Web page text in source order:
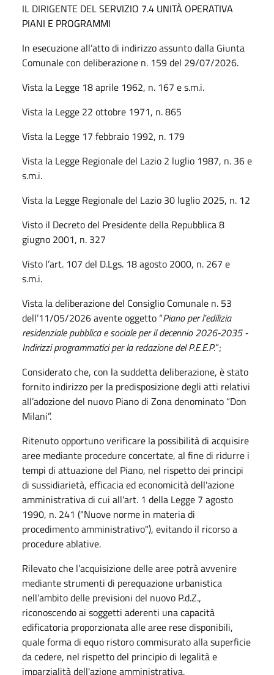
IL DIRIGENTE DELSERVIZIO 7.4 UNITÀ OPERATIVA
PIANI E PROGRAMMI
In esecuzione all’atto di indirizzo assunto dalla Giunta
Comunale con deliberazione n. 159 del 29/07/2026.
Vista la Legge 18 aprile 1962, n. 167 e s.m.i.
Vista la Legge 22 ottobre 1971, n. 865
Vista la Legge 17 febbraio 1992, n. 179
Vista la Legge Regionale del Lazio 2 luglio 1987, n. 36 e
s.m.i.
Vista la Legge Regionale del Lazio 30 luglio 2025, n. 12
Visto il Decreto del Presidente della Repubblica 8
giugno 2001, n. 327
Visto l’art. 107 del D.Lgs. 18 agosto 2000, n. 267 e
s.m.i.
Vista la deliberazione del Consiglio Comunale n. 53
dell’11/05/2026 avente oggetto “Piano per l’edilizia
residenziale pubblica e sociale per il decennio 2026-2035 -
Indirizzi programmatici per la redazione del P.E.E.P.”;
Considerato che, con la suddetta deliberazione, è stato
fornito indirizzo per la predisposizione degli atti relativi
all’adozione del nuovo Piano di Zona denominato “Don
Milani”.
Ritenuto opportuno verificare la possibilità di acquisire
aree mediante procedure concertate, al fine di ridurre i
tempi di attuazione del Piano, nel rispetto dei principi
di sussidiarietà, efficacia ed economicità dell'azione
amministrativa di cui all'art. 1 della Legge 7 agosto
1990, n. 241 ("Nuove norme in materia di
procedimento amministrativo"), evitando il ricorso a
procedure ablative.
Rilevato che l’acquisizione delle aree potrà avvenire
mediante strumenti di perequazione urbanistica
nell’ambito delle previsioni del nuovo P.d.Z.,
riconoscendo ai soggetti aderenti una capacità
edificatoria proporzionata alle aree rese disponibili,
quale forma di equo ristoro commisurato alla superficie
da cedere, nel rispetto del principio di legalità e
imparzialità dell'azione amministrativa.